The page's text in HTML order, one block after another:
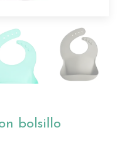
bolsillo